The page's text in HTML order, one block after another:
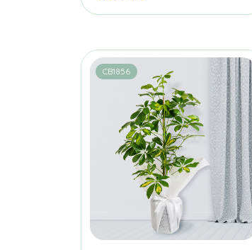
CB1856